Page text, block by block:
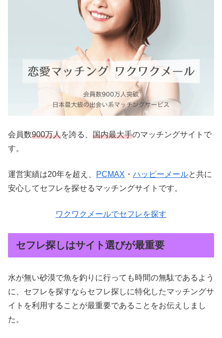
会員数900万人を誇る、 国内最大手のマッチングサイトで
す。
運営実績は20年を超え、 PCMAX ・ ハッピーメールと共に
安心してセフレを探せるマッチングサイトです。
ワクワクメールでセフレを探す
セフレ探しはサイト選びが最重要
水が無い砂漠で魚を釣りに行っても時間の無駄であるよう
に、セフレを探すならセフレ探しに特化したマッチングサ
イトを利用することが最重要であることをお伝えしまし
た。